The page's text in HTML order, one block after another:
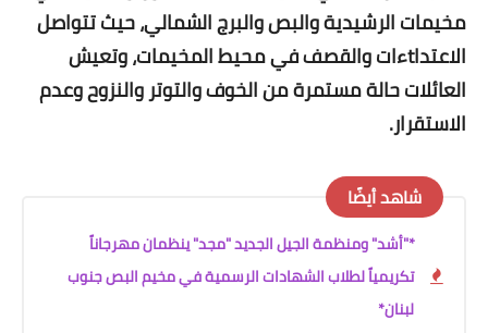
مخيمات الرشيدية والبص والبرج الشمالي، حيث تتواصل
الاعتداtءات والقصف في محيط المخيمات، وتعيش
العائلات حالة مستمرة من الخوف والتوتر والنزوح وعدم
الاستقرار.
شاهد أيضًا
*"أشد" ومنظمة الجيل الجديد "مجد" ينظمان مهرجاناً
تكريمياً لطلاب الشهادات الرسمية في مخيم البص جنوب
لبنان*